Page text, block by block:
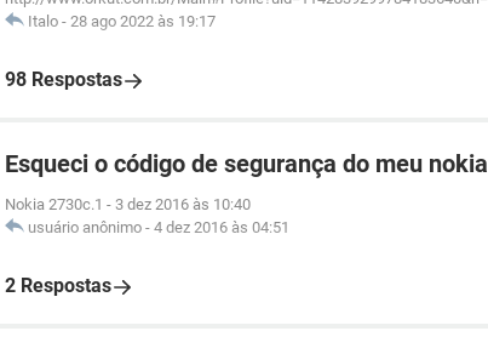
Italo - 28 ago 2022 às 19:17
98 Respostas
Esqueci o código de segurança do meu nokia
Nokia 2730c.1 - 3 dez 2016 às 10:40
usuário anônimo - 4 dez 2016 às 04:51
2 Respostas